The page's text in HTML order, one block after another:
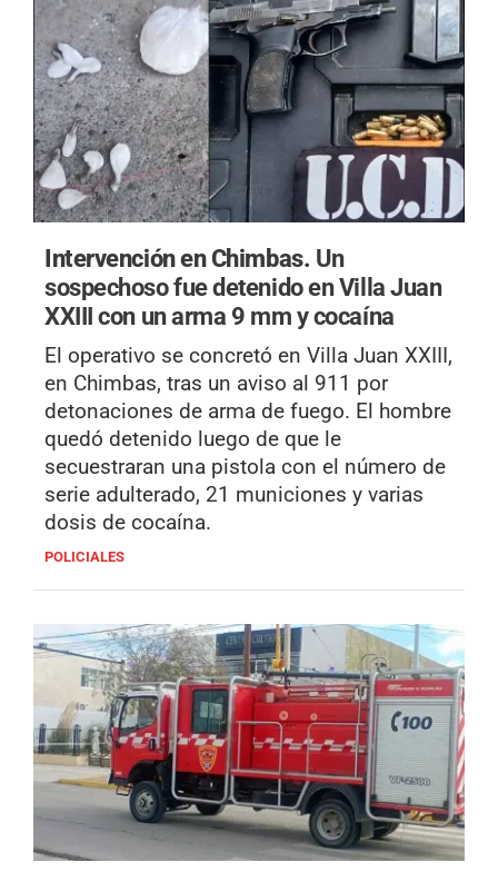
Intervención en Chimbas. Un
sospechoso fue detenido en Villa Juan
XXIII con un arma 9 mm y cocaína
El operativo se concretó en Villa Juan XXIII,
en Chimbas, tras un aviso al 911 por
detonaciones de arma de fuego. El hombre
quedó detenido luego de que le
secuestraran una pistola con el número de
serie adulterado, 21 municiones y varias
dosis de cocaína.
POLICIALES